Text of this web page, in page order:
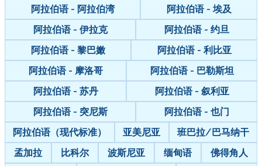
阿拉伯语 - 阿拉伯湾
阿拉伯语 - 埃及
阿拉伯语 - 伊拉克
阿拉伯语 - 约旦
阿拉伯语 - 黎巴嫩
阿拉伯语 - 利比亚
阿拉伯语 - 摩洛哥
阿拉伯语 - 巴勒斯坦
阿拉伯语 - 苏丹
阿拉伯语 - 叙利亚
阿拉伯语 - 突尼斯
阿拉伯语 - 也门
阿拉伯语（现代标准）
亚美尼亚
班巴拉/巴马纳干
孟加拉
比科尔 波斯尼亚 缅甸语
佛得角人